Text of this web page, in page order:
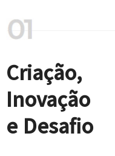
Criação,
Inovação
e Desafio